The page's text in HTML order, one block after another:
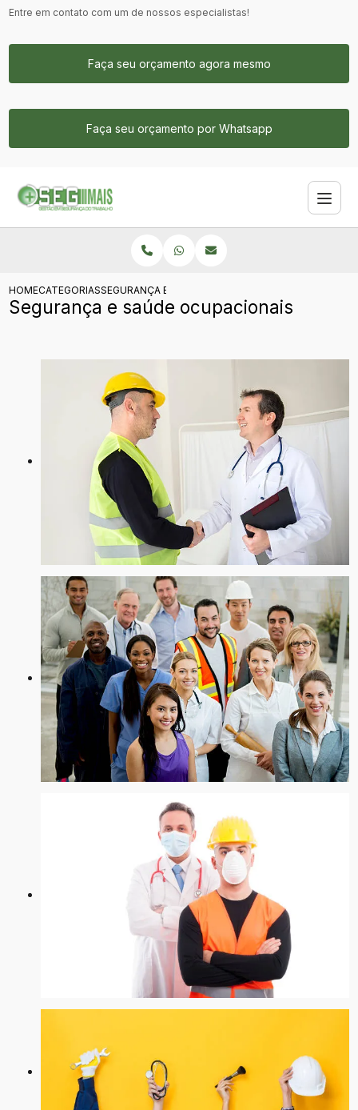
Entre em contato com um de nossos especialistas!
Faça seu orçamento agora mesmo
Faça seu orçamento por Whatsapp
HOMECATEGORIASSEGURANÇA E SAÚDE OCUPACIONAIS
Segurança e saúde ocupacionais